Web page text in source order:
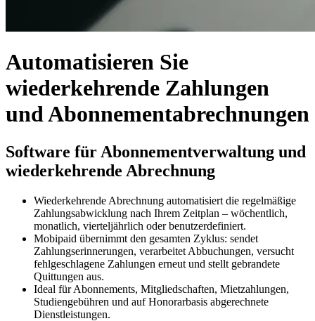
Automatisieren Sie
wiederkehrende Zahlungen
und Abonnementabrechnungen
Software für Abonnementverwaltung und
wiederkehrende Abrechnung
Wiederkehrende Abrechnung automatisiert die regelmäßige
Zahlungsabwicklung nach Ihrem Zeitplan – wöchentlich,
monatlich, vierteljährlich oder benutzerdefiniert.
Mobipaid übernimmt den gesamten Zyklus: sendet
Zahlungserinnerungen, verarbeitet Abbuchungen, versucht
fehlgeschlagene Zahlungen erneut und stellt gebrandete
Quittungen aus.
Ideal für Abonnements, Mitgliedschaften, Mietzahlungen,
Studiengebühren und auf Honorarbasis abgerechnete
Dienstleistungen.